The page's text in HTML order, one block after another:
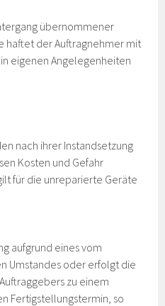
übernommener
haftet der Auftragnehmer mit
eigenen Angelegenheiten
nach ihrer Instandsetzung
Kosten und Gefahr
für die unreparierte Geräte
aufgrund eines vom
Umstandes oder erfolgt die
zu einem
Fertigstellungstermin, so